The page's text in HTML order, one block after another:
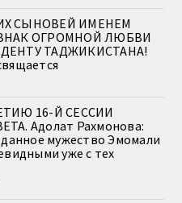
СЫНОВЕЙ ИМЕНЕМ
ОГРОМНОЙ ЛЮБВИ
ТАДЖИКИСТАНА!
16-Й СЕССИИ
Адолат Рахмонова:
мужество Эмомали
уже с тех